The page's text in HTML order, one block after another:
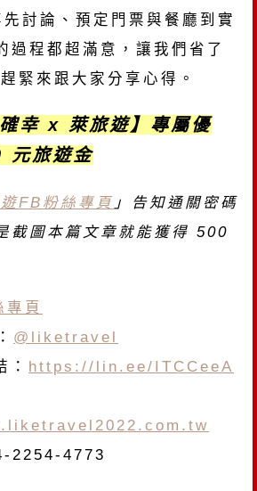
討論、預定門票與餐廳到實
過程都超滿意，讓我們省了
緊來跟大家分享心得。
確幸 x 萊旅遊】專屬優
元旅遊金
FB粉絲專頁 」告知通關密碼
截圖本篇文章就能獲得 500
頁
@liketravel
： https://lin.ee/ITCCeeA
2254-4773